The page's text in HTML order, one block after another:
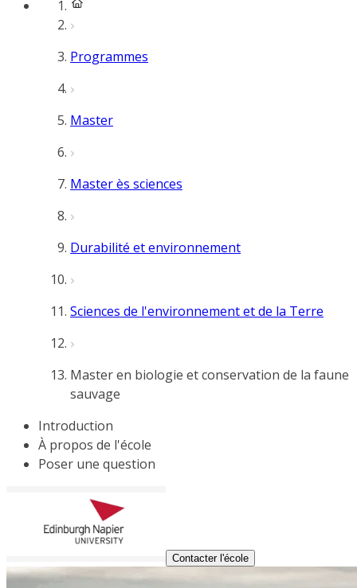
Programmes
Master
Master ès sciences
Durabilité et environnement
Sciences de l'environnement et de la Terre
Master en biologie et conservation de la faune
sauvage
Introduction
À propos de l'école
Poser une question
Contacter l'école